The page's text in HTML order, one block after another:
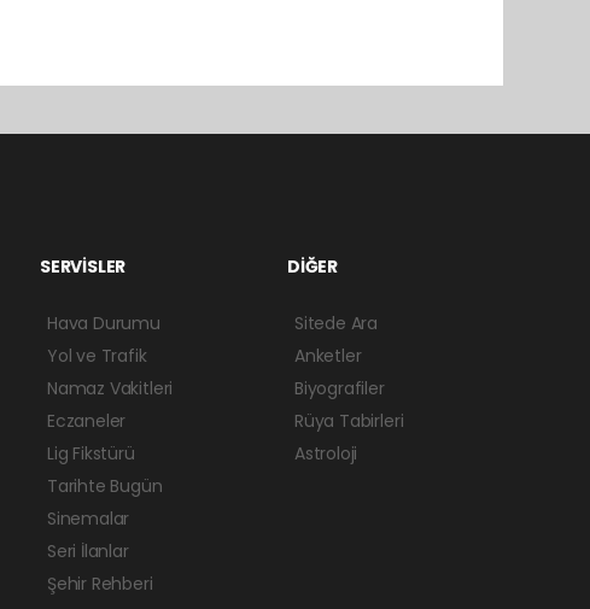
SERVİSLER
Hava Durumu
Yol ve Trafik
Namaz Vakitleri
Eczaneler
Lig Fikstürü
Tarihte Bugün
Sinemalar
Seri İlanlar
Şehir Rehberi
DİĞER
Sitede Ara
Anketler
Biyografiler
Rüya Tabirleri
Astroloji